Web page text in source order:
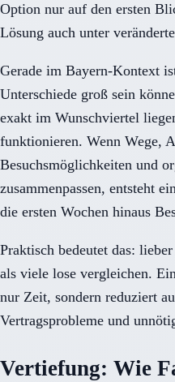
Option nur auf den ersten
Lösung auch unter
Gerade im Bayern-Kontext
Unterschiede groß sein
exakt im Wunschviertel
funktionieren. Wenn Wege,
Besuchsmöglichkeiten und
zusammenpassen, entsteht
die ersten Wochen hinaus
Praktisch bedeutet das:
als viele lose vergleichen.
nur Zeit, sondern reduziert
Vertragsprobleme und
Vertiefung: Wie